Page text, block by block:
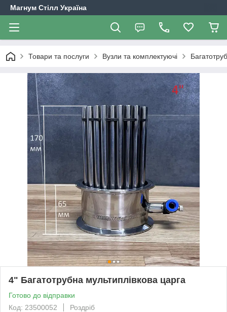
Магнум Стілл Україна
Товари та послуги Вузли та комплектуючі
4" Багатотрубна мультиплівкова царга
Готово до відправки
Код: 23500052
Роздріб